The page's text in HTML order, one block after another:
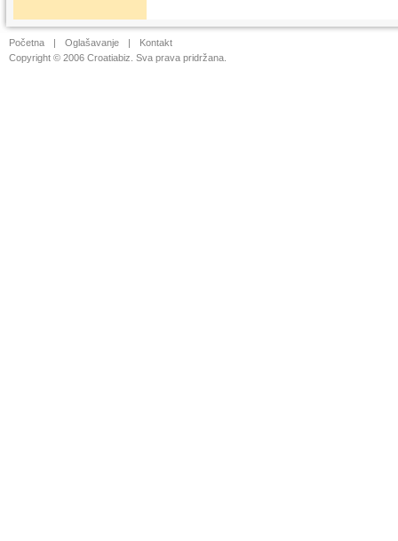
Početna | Oglašavanje |
Kontakt
Copyright © 2006 Croatiabiz. Sva prava pridržana.